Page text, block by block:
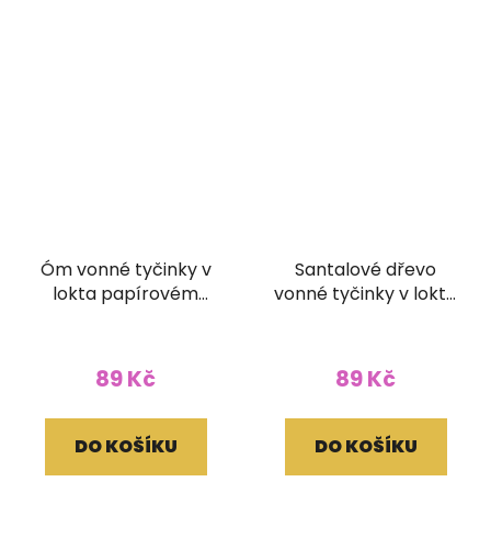
Óm vonné tyčinky v
lokta papírovém
89 Kč
DO KOŠÍKU
Santalové dřevo
vonné tyčinky v lokta
89 Kč
DO KOŠÍKU